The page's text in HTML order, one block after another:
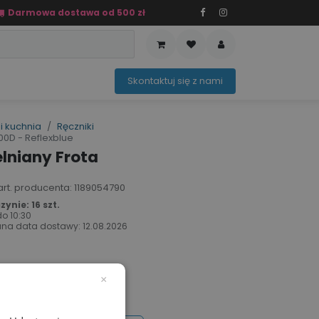
Darmowa dostawa od 500 zł
OFERTA SEZONOWASko​ntaktuj ​​​​się z nami​​​​
kuchnia
Ręczniki
- Reflexblue
Frota
producenta: 1189054790
16 szt.
10:30
data dostawy: 12.08.2026
×